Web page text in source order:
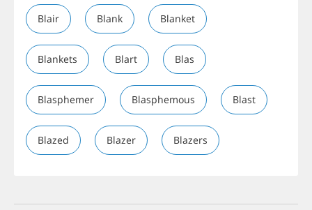
Blair Blank Blanket
Blankets Blart Blas
Blasphemer Blasphemous Blast
Blazed Blazer Blazers